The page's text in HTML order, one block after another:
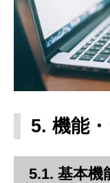
5. 機能
5.1. 基本機